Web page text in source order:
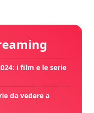
i film e le serie
da vedere a